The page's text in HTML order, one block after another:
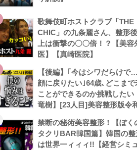
歌舞伎町ホストクラブ「THE
CHIC」の九条麗さん、整形
上は衝撃の〇〇倍！？【美容
医】【真崎医院】
【後編】｢今はシワだらけで
顔に戻りたい｣64歳､どこまで
ことができるのか挑戦したい
竜樹】[23人目]美容整形版令
禁断の秘術美容整形！【ぼく
タクリBAR韓国篇】韓国の
は世界一ィィィ!!【経営シミ